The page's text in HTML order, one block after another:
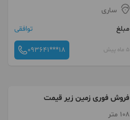
ساری
مبلغ
توافقی
5 ماه پیش 093641***18
فروش فوری زمین زیر قیمت
108 متر